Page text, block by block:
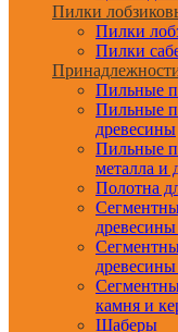
Пилки
Пилки
Пилки
Пильные
Пильные
древесины
Пильные
металла и
Полотна
камня и
Шаберы